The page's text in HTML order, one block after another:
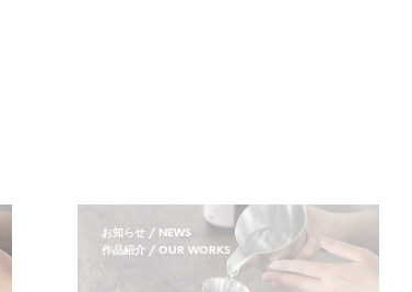
お知らせ / NEWS
作品紹介 / OUR WORKS